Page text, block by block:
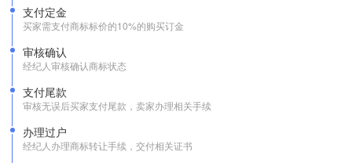
支付定金
买家需支付商标标价的10%的购买订金
审核确认
经纪人审核确认商标状态
支付尾款
审核无误后买家支付尾款，卖家办理相关手续
办理过户
经纪人办理商标转让手续，交付相关证书